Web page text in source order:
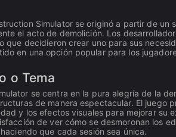
Simulator se originó a partir de un
el acto de demolición. Los
que decidieron crear uno para sus
en una opción popular para los
o Tema
se centra en la pura alegría de la
de manera espectacular. El juego
y los efectos visuales para mejorar su
de ver cómo se desmoronan los
que cada sesión sea única.